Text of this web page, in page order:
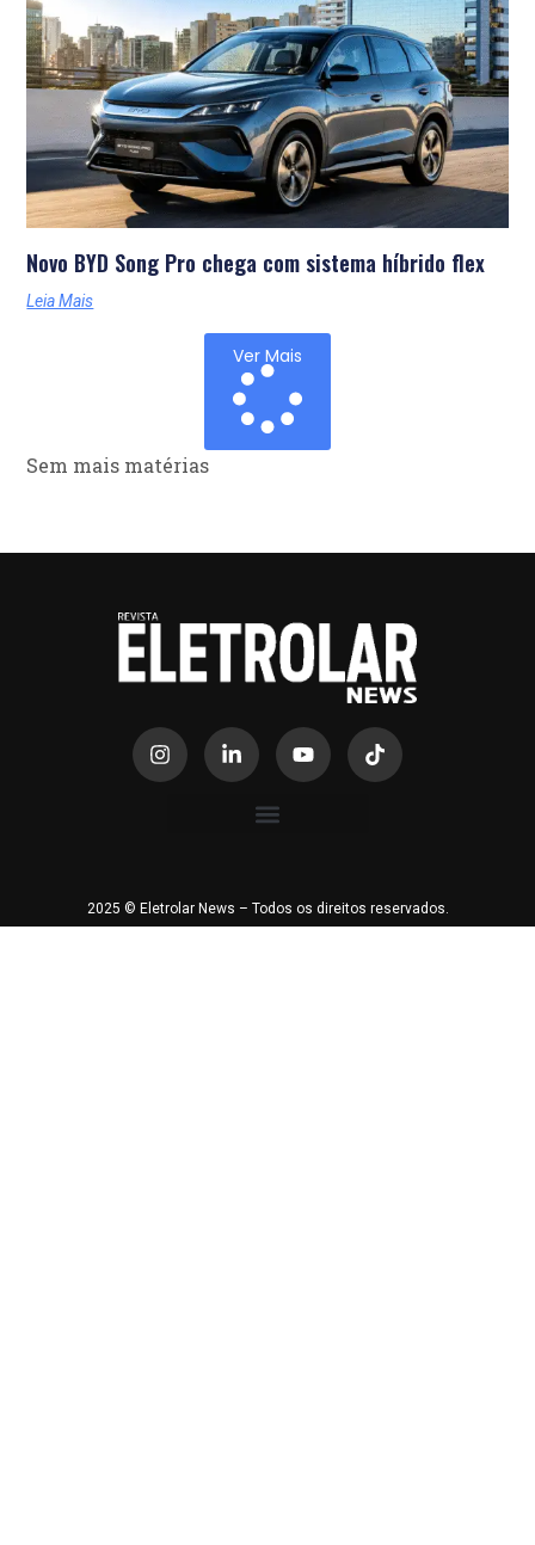
Novo BYD Song Pro chega com sistema híbrido flex
Leia Mais
Ver Mais
Sem mais matérias
2025 © Eletrolar News – Todos os direitos reservados.